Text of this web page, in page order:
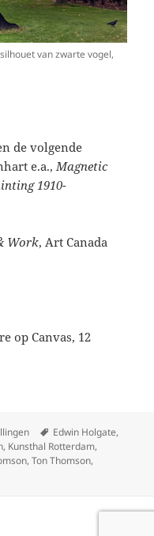
van zwarte vogel,
de volgende
e.a.,Magnetic
1910-
Work, Art Canada
op Canvas, 12
Tags
Edwin Holgate,
, Kunsthal Rotterdam,
,Ton Thomson,